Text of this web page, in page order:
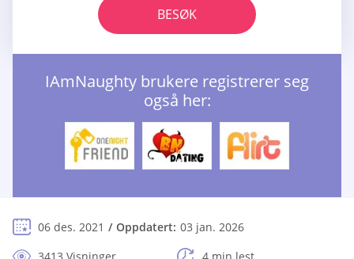
BESØK
IAmNaughty brukere registrerer seg
også her:
06 des. 2021 Oppdatert: 03 jan. 2026